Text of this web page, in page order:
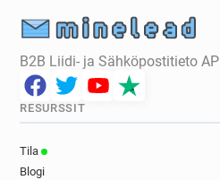
B2B Liidi- ja Sähköpostitieto API
RESURSSIT
Tila
Blogi